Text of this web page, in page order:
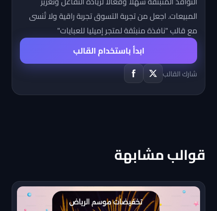
المبيعات. اجعل من تجربة التسوق تجربة راقية ولا تُنسى
مع قالب "نافذة منبثقة لمتجر إميليا للعبايات"
ابدأ باستخدام القالب
شارك القالب
قوالب مشابهة